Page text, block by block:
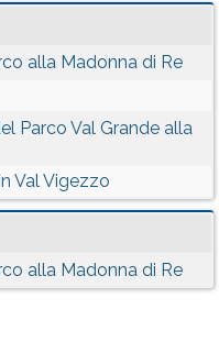
alla Madonna di Re
Parco Val Grande alla
Val Vigezzo
alla Madonna di Re